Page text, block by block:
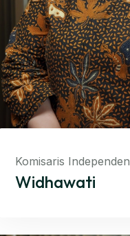
Widhawati
Komisaris Independen